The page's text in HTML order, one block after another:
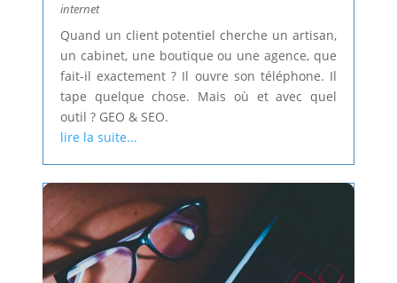
internet
Quand un client potentiel cherche un artisan,
un cabinet, une boutique ou une agence, que
fait-il exactement ? Il ouvre son téléphone. Il
tape quelque chose. Mais où et avec quel
outil ? GEO & SEO.
lire la suite...